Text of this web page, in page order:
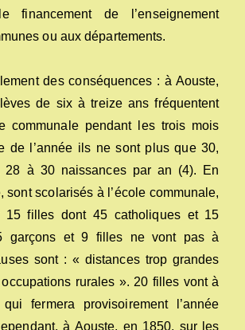
financement de l’enseignement
ou aux départements.
des conséquences : à Aouste,
de six à treize ans fréquentent
communale pendant les trois mois
de l’année ils ne sont plus que 30,
28 à 30 naissances par an (4). En
sont scolarisés à l’école communale,
15 filles dont 45 catholiques et 15
garçons et 9 filles ne vont pas à
sont : « distances trop grandes
rurales ». 20 filles vont à
qui fermera provisoirement l’année
à Aouste, en 1850, sur les